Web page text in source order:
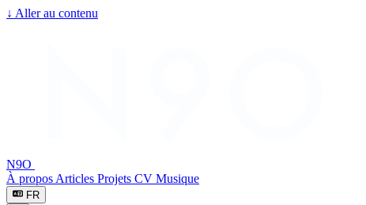
↓ Aller au contenu
N9O
À propos Articles Projets CV Musique
FR